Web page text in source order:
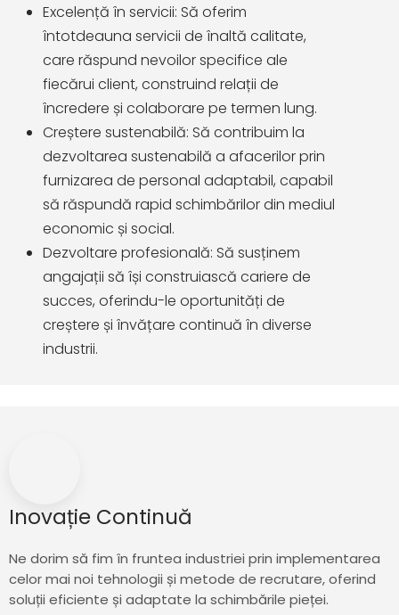
Excelență în servicii: Să oferim
întotdeauna servicii de înaltă calitate,
care răspund nevoilor specifice ale
fiecărui client, construind relații de
încredere și colaborare pe termen lung.
Creștere sustenabilă: Să contribuim la
dezvoltarea sustenabilă a afacerilor prin
furnizarea de personal adaptabil, capabil
să răspundă rapid schimbărilor din mediul
economic și social.
Dezvoltare profesională: Să susținem
angajații să își construiască cariere de
succes, oferindu-le oportunități de
creștere și învățare continuă în diverse
industrii.
Inovație Continuă
Ne dorim să fim în fruntea industriei prin implementarea
celor mai noi tehnologii și metode de recrutare, oferind
soluții eficiente și adaptate la schimbările pieței.